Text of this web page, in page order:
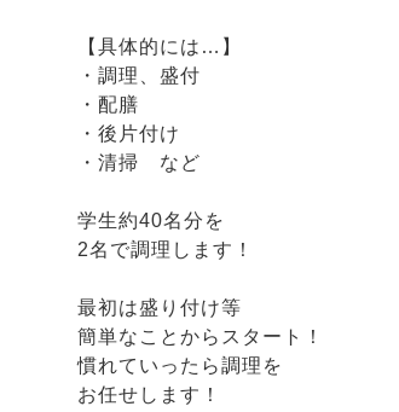
【具体的には…】
・調理、盛付
・配膳
・後片付け
・清掃 など
学生約40名分を
2名で調理します！
最初は盛り付け等
簡単なことからスタート！
慣れていったら調理を
お任せします！